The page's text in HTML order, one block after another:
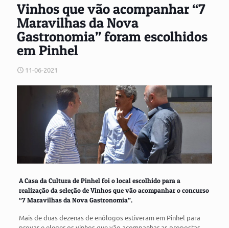
Vinhos que vão acompanhar “7
Maravilhas da Nova
Gastronomia” foram escolhidos
em Pinhel
11-06-2021
A Casa da Cultura de Pinhel foi o local escolhido para a
realização da seleção de Vinhos que vão acompanhar o concurso
“7 Maravilhas da Nova Gastronomia”.
Mais de duas dezenas de enólogos estiveram em Pinhel para